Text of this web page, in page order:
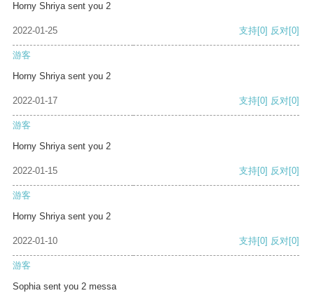
Horny Shriya sent you 2
2022-01-25 支持[0] 反对[0]
游客
Horny Shriya sent you 2
2022-01-17 支持[0] 反对[0]
游客
Horny Shriya sent you 2
2022-01-15 支持[0] 反对[0]
游客
Horny Shriya sent you 2
2022-01-10 支持[0] 反对[0]
游客
Sophia sent you 2 messa